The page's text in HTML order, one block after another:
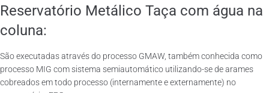
Reservatório Metálico Taça com água na
coluna:
São executadas através do processo GMAW, também conhecida como
processo MIG com sistema semiautomático utilizando-se de arames
cobreados em todo processo (internamente e externamente) no